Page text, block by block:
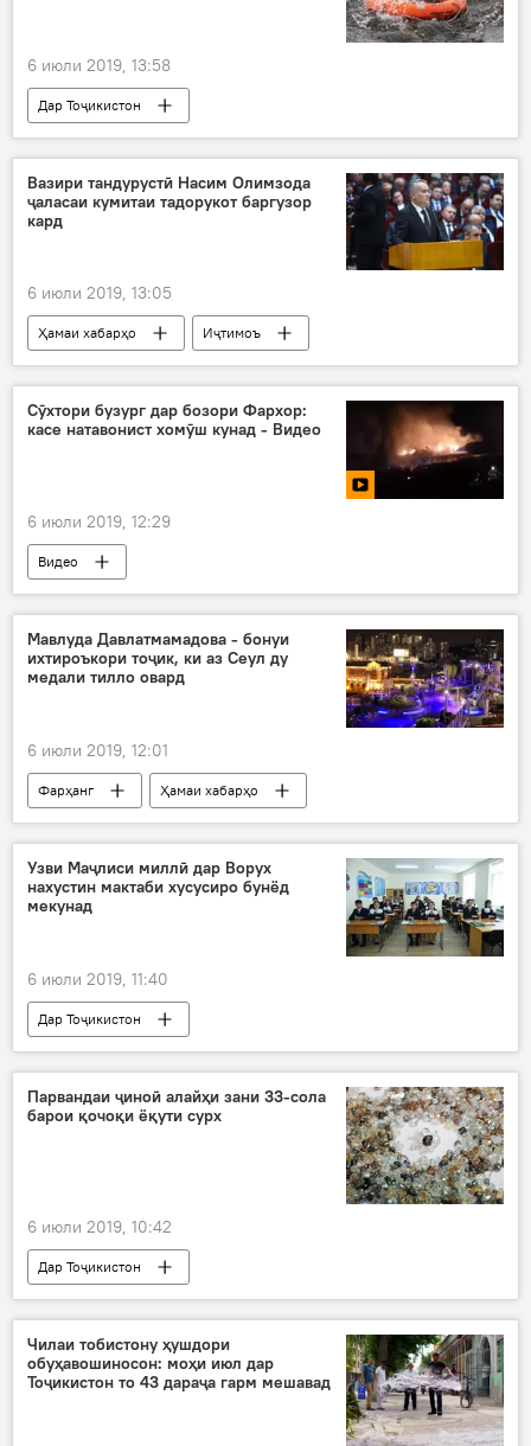
6 июли 2019, 13:58
Дар Тоҷикистон
Рӯйдод, ҷиноят ва ҳолатҳои фавқулода
Вазири тандурустӣ Насим Олимзода
ҷаласаи кумитаи тадорукот баргузор
кард
6 июли 2019, 13:05
Ҳамаи хабарҳо
Иҷтимоъ
Тандурустӣ
Насим Олимзода
Шодихон Ҷамшед
Вазорати тандурустӣ
нафақа
Сӯхтори бузург дар бозори Фархор:
касе натавонист хомӯш кунад - Видео
6 июли 2019, 12:29
Видео
Мавлуда Давлатмамадова - бонуи
ихтироъкори тоҷик, ки аз Сеул ду
медали тилло овард
6 июли 2019, 12:01
Фарҳанг
Ҳамаи хабарҳо
Кореяи Ҷанубӣ
Сеул
зан
Дар Тоҷикистон
Узви Маҷлиси миллӣ дар Ворух
нахустин мактаби хусусиро бунёд
мекунад
6 июли 2019, 11:40
Дар Тоҷикистон
Парвандаи ҷиноӣ алайҳи зани 33-сола
барои қочоқи ёқути сурх
6 июли 2019, 10:42
Дар Тоҷикистон
Чилаи тобистону ҳушдори
обуҳавошиносон: моҳи июл дар
Тоҷикистон то 43 дараҷа гарм мешавад